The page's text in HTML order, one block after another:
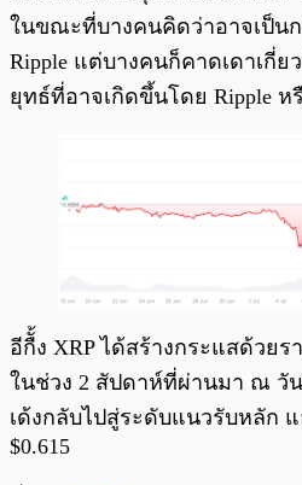
ในขณะที่บางคนคิดว่าอาจเป็น
Ripple แต่บางคนก็คาดเดาเกี่ย
ยุทธ์ที่อาจเกิดขึ้นโดย Ripple ห
อีกืั้ง XRP ได้สร้างกระแสด้วย
ในช่วง 2 สัปดาห์ที่ผ่านมา ณ วั
เด้งกลับไปสู่ระดับแนวรับหลัก
$0.615